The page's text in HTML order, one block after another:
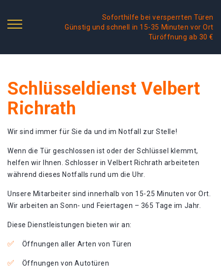
Soforthilfe bei versperrten Türen
Günstig und schnell in 15-35 Minuten vor Ort
Türöffnung ab 30 €
Schlüsseldienst Velbert
Richrath
Wir sind immer für Sie da und im Notfall zur Stelle!
Wenn die Tür geschlossen ist oder der Schlüssel klemmt,
helfen wir Ihnen. Schlosser in Velbert Richrath arbeiteten
während dieses Notfalls rund um die Uhr.
Unsere Mitarbeiter sind innerhalb von 15-25 Minuten vor Ort.
Wir arbeiten an Sonn- und Feiertagen – 365 Tage im Jahr.
Diese Dienstleistungen bieten wir an:
Öffnungen aller Arten von Türen
Öffnungen von Autotüren